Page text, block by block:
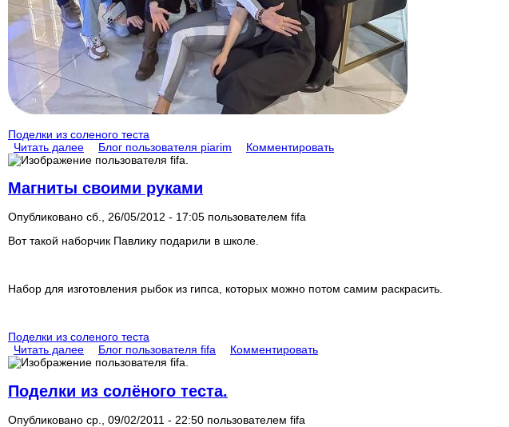
Поделки из соленого теста
Читать далее
Блог пользователя piarim Комментировать
Магниты своими руками
Опубликовано сб., 26/05/2012 - 17:05 пользователем fifa
Вот такой наборчик Павлику подарили в школе.
Набор для изготовления рыбок из гипса, которых можно потом самим раскрасить.
Поделки из соленого теста
Читать далее
Блог пользователя fifa Комментировать
Поделки из солёного теста.
Опубликовано ср., 09/02/2011 - 22:50 пользователем fifa